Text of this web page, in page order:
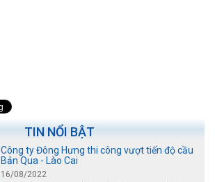
TIN NỔI BẬT
Công ty Đông Hưng thi công vượt tiến độ cầu
Bản Qua - Lào Cai
16/08/2022